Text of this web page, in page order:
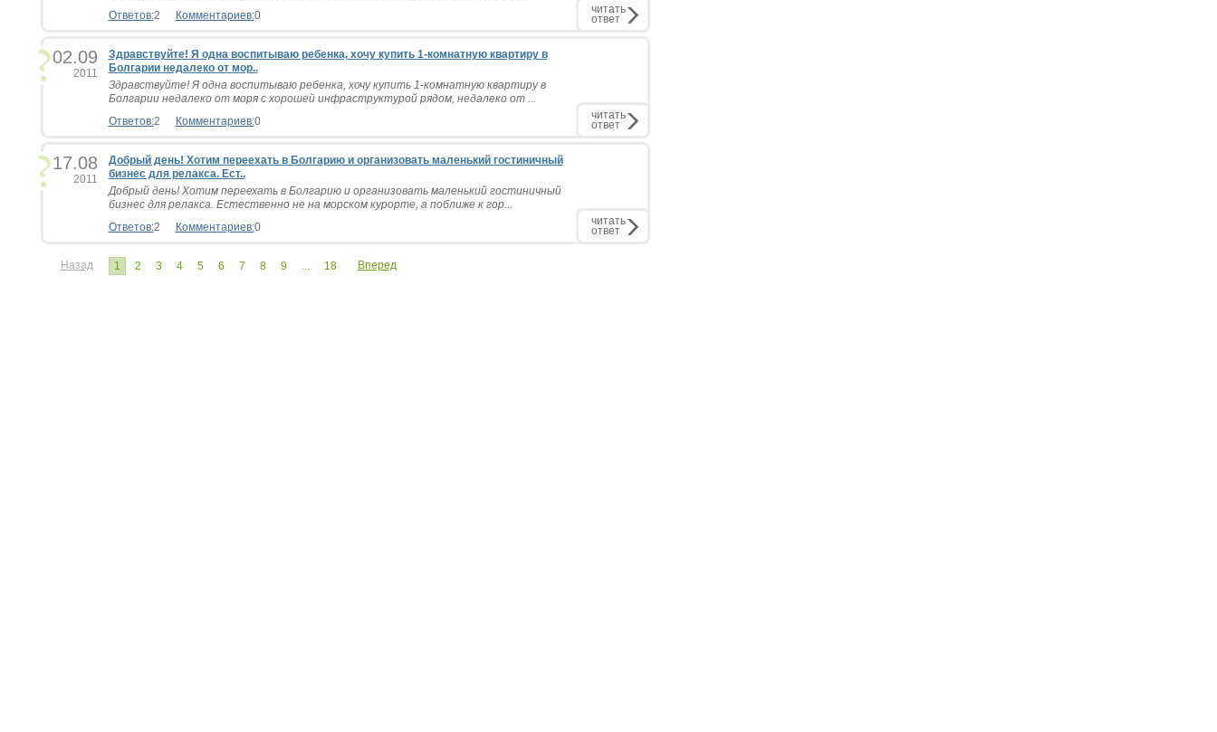
Ответов:2 Комментариев:0 читать
ответ
02.09
2011
Здравствуйте! Я одна воспитываю ребенка, хочу купить 1-комнатную квартиру в
Болгарии недалеко от мор..
Здравствуйте! Я одна воспитываю ребенка, хочу купить 1-комнатную квартиру в
Болгарии недалеко от моря с хорошей инфраструктурой рядом, недалеко от ...
Ответов:2 Комментариев:0 читать
ответ
17.08
2011
Добрый день! Хотим переехать в Болгарию и организовать маленький гостиничный
бизнес для релакса. Ест..
Добрый день! Хотим переехать в Болгарию и организовать маленький гостиничный
бизнес для релакса. Естественно не на морском курорте, а поближе к гор...
Ответов:2 Комментариев:0 читать
ответ
Назад 1 2 3 4 5 6 7 8 9 ... 18 Вперед